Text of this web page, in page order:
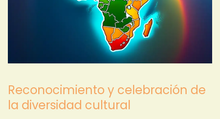
Reconocimiento y celebración de
la diversidad cultural